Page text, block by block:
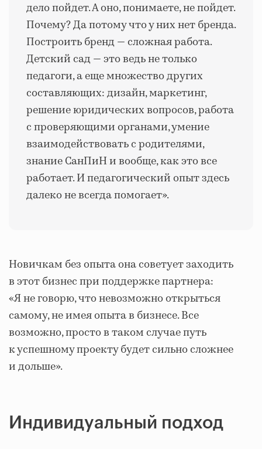
дело пойдет. А оно, понимаете, не пойдет.
Почему? Да потому что у них нет бренда.
Построить бренд — сложная работа.
Детский сад — это ведь не только
педагоги, а еще множество других
составляющих: дизайн, маркетинг,
решение юридических вопросов, работа
с проверяющими органами, умение
взаимодействовать с родителями,
знание СанПиН и вообще, как это все
работает. И педагогический опыт здесь
далеко не всегда помогает».
Новичкам без опыта она советует заходить
в этот бизнес при поддержке партнера:
«Я не говорю, что невозможно открыться
самому, не имея опыта в бизнесе. Все
возможно, просто в таком случае путь
к успешному проекту будет сильно сложнее
и дольше».
Индивидуальный подход